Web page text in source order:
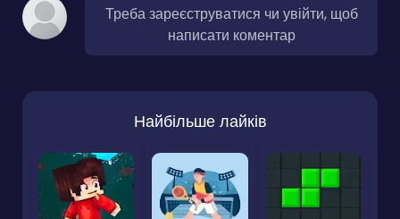
Треба зареєструватися чи увійти, щоб
написати коментар
Найбільше лайків